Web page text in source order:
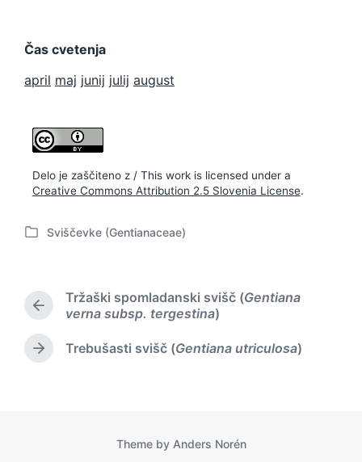
Čas cvetenja
april maj junij julij august
Delo je zaščiteno z / This work is licensed under a
Creative Commons Attribution 2.5 Slovenia License.
P
e
i
n
Sviščevke (Gentianaceae)
P
e
v
Tržaški spomladanski svišč (Gentiana
verna subsp. tergestina)
N
Trebušasti svišč (Gentiana utriculosa)
Theme by Anders Norén